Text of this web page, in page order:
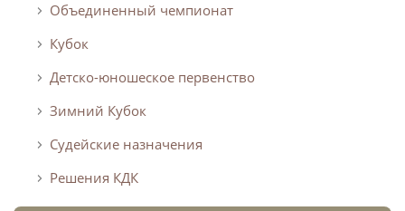
Объединенный чемпионат
Кубок
Детско-юношеское первенство
Зимний Кубок
Судейские назначения
Решения КДК